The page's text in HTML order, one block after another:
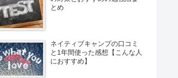
とめ
ネイティブキャンプの口コミ
と1年間使った感想【こんな人
におすすめ】